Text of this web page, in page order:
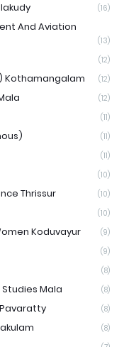
(16)
And Aviation
(13)
(12)
Kothamangalam (12)
(12)
(11)
(11)
(11)
(10)
Thrissur (10)
(10)
Koduvayur (9)
(9)
(8)
Mala (8)
(8)
(8)